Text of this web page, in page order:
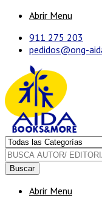
Abrir Menu
911 275 203
pedidos@ong-
Buscar
Abrir Menu